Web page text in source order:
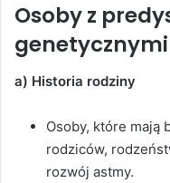
Osoby z
genetycznymi
a) Historia rodziny
Osoby, które mają
rodziców,
rozwój astmy.